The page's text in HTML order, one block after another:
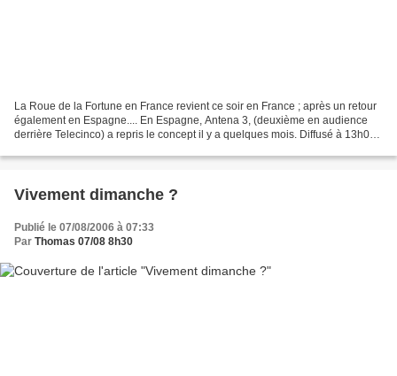
La Roue de la Fortune en France revient ce soir en France ; après un retour
également en Espagne.... En Espagne, Antena 3, (deuxième en audience
derrière Telecinco) a repris le concept il y a quelques mois. Diffusé à 13h00,
Vivement dimanche ?
Publié le 07/08/2006 à 07:33
Par Thomas 07/08 8h30